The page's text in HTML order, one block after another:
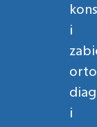
i
i